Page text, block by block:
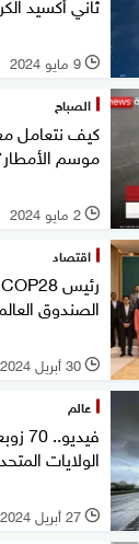
l 9 مايو 2024
الصباح
كيف نتعامل
موسم
l 2 مايو 2024
اقتصاد
الصندوق
l 30 أبريل 2024
عالم
الولايات
l 27 أبريل 2024